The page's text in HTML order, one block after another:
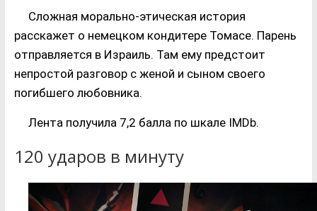
Сложная морально-этическая история
расскажет о немецком кондитере Томасе. Парень
отправляется в Израиль. Там ему предстоит
непростой разговор с женой и сыном своего
погибшего любовника.
Лента получила 7,2 балла по шкале IMDb.
120 ударов в минуту